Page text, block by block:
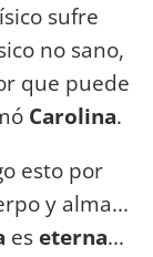
sufre
no sano,
que puede
Carolina.
esto por
y alma...
es eterna...